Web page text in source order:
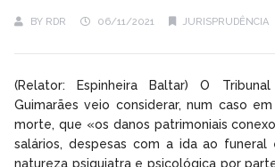
BY RDR 06/11/2021 JURISPRUDÊNCIA
(Relator: Espinheira Baltar) O
Guimarães veio considerar, num caso
morte, que «os danos patrimoniais
salários, despesas com a ida ao
natureza psiquiatra e psicológica por